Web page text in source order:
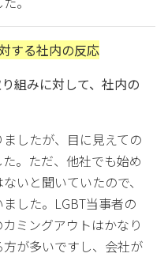
する社内の反応
組みに対して、社内の
したが、目に見えての
。ただ、他社でも始め
いと聞いていたので、
した。LGBT当事者の
ミングアウトはかなり
が多いですし、会社が